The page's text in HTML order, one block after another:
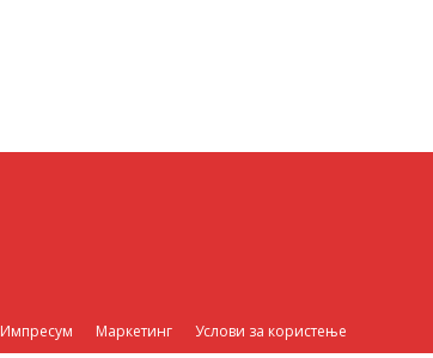
Импресум Маркетинг Услови за користење